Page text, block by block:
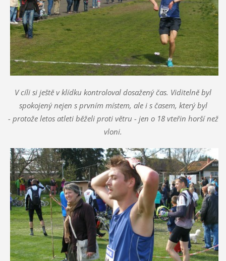
V cíli si ještě v klídku kontroloval dosažený čas. Viditelně byl
spokojený nejen s prvním místem, ale i s časem, který byl
- protože letos atleti běželi proti větru - jen o 18 vteřin horší než
vloni.